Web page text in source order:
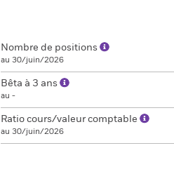
Nombre de positions
au 30/juin/2026
Bêta à 3 ans
au -
Ratio cours/valeur comptable
au 30/juin/2026